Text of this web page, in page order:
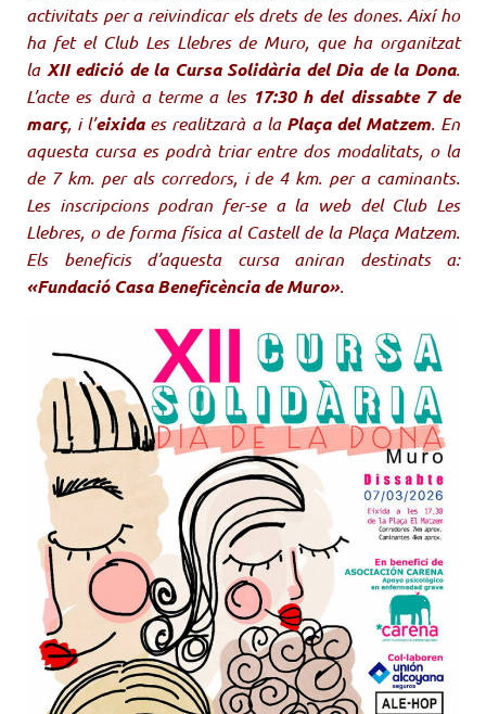
activitats per a reivindicar els drets de les dones. Així ho
ha fet el Club Les Llebres de Muro, que ha organitzat
la XII edició de la Cursa Solidària del Dia de la Dona.
L’acte es durà a terme a les 17:30 h del dissabte 7 de
març, i l’eixidaes realitzarà a la Plaça del Matzem. En
aquesta cursa es podrà triar entre dos modalitats, o la
de 7 km. per als corredors, i de 4 km. per a caminants.
Les inscripcions podran fer-se a la web del Club Les
Llebres, o de forma física al Castell de la Plaça Matzem.
Els beneficis d’aquesta cursa aniran destinats a:
«Fundació Casa Beneficència de Muro».